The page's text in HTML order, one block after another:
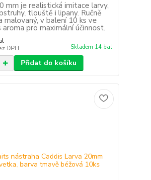
mm je realistická imitace larvy,
tlouště i lipany. Ručně
malovaný, v balení 10 ks ve
aroma pro maximální účinnost.
DPH Skladem 14 bal
Přidat do košíku